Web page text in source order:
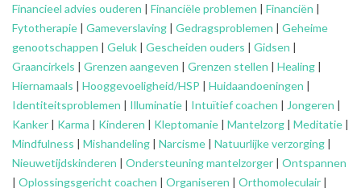
Financieel advies ouderen | Financiële problemen | Financiën |
Fytotherapie | Gameverslaving | Gedragsproblemen | Geheime
genootschappen | Geluk | Gescheiden ouders | Gidsen |
Graancirkels | Grenzen aangeven | Grenzen stellen | Healing |
Hiernamaals | Hooggevoeligheid/HSP | Huidaandoeningen |
Identiteitsproblemen | Illuminatie | Intuïtief coachen | Jongeren |
Kanker | Karma | Kinderen | Kleptomanie | Mantelzorg | Meditatie |
Mindfulness | Mishandeling | Narcisme | Natuurlijke verzorging |
Nieuwetijdskinderen | Ondersteuningmantelzorger | Ontspannen
| Oplossingsgericht coachen | Organiseren | Orthomoleculair |